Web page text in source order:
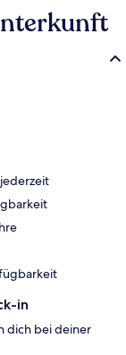
in
dich bei deiner